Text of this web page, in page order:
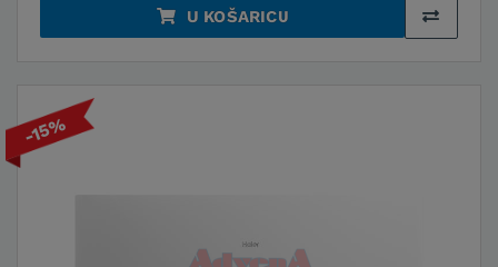
U KOŠARICU
-15%